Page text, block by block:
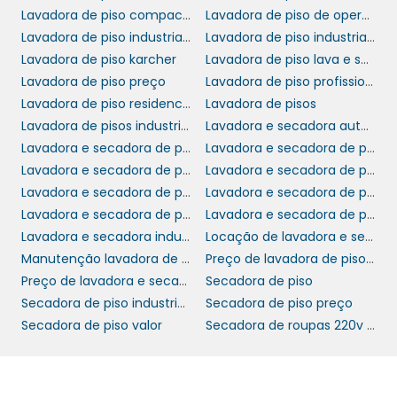
significativamente reduzida.
SUPORTE TÉCNICO E
GARANTIA DE QUALIDADE
Adquirir umalavadora de piso
automática
optar por nosso equipamento, sua empresa
conta com um suporte técnico de excelência,
preparado para atuar rapidamente em caso
de qualquer eventualidade. Essa assistência é
um diferencial imprescindível, garantindo que
sua operação mantenha-se sempre em
funcionamento.
Trabalhamos com fornecedores de
Lavadora de piso compacta
Lavadora de piso de operação a pé
Lavadora de piso industrial karcher
Lavadora de piso industrial preço
Lavadora de piso karcher
Lavadora de piso lava e seca
Lavadora de piso preço
Lavadora de piso profissional
Lavadora de piso residencial
Lavadora de pisos
Lavadora de pisos industriais
Lavadora e secadora automática de piso
Lavadora e secadora de piso
Lavadora e secadora de piso industrial
Lavadora e secadora de piso industrial preço
Lavadora e secadora de piso karcher
Lavadora e secadora de piso karcher preço
Lavadora e secadora de piso preço
Lavadora e secadora de pisos
Lavadora e secadora de pisos karcher b140
Lavadora e secadora industrial
Locação de lavadora e secadora de piso
Manutenção lavadora de piso
Preço de lavadora de piso industrial
Preço de lavadora e secadora de piso
Secadora de piso
Secadora de piso industrial manutenção
Secadora de piso preço
Secadora de piso valor
Secadora de roupas 220v piso